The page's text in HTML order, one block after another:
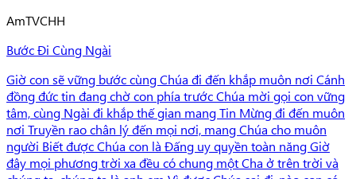
AmTVCHH
Bước Đi Cùng Ngài
Giờ con sẽ vững bước cùng Chúa đi đến khắp muôn nơi Cánh
đồng đức tin đang chờ con phía trước Chúa mời gọi con vững
tâm, cùng Ngài đi khắp thế gian mang Tin Mừng đi đến muôn
nơi Truyền rao chân lý đến mọi nơi, mang Chúa cho muôn
người Biết được Chúa con là Đấng uy quyền toàn năng Giờ
đây mọi phương trời xa đều có chung một Cha ở trên trời và